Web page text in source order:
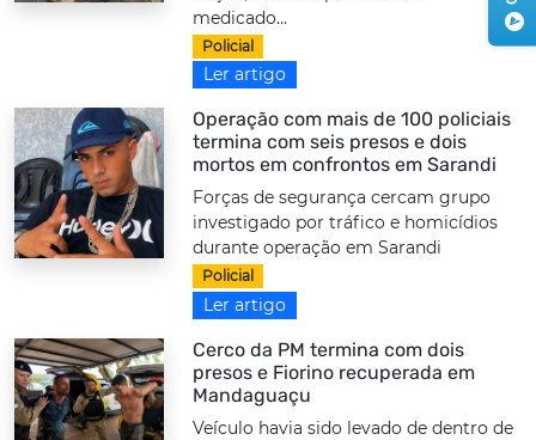
medicado...
Policial
Ler artigo
Operação com mais de 100 policiais
termina com seis presos e dois
mortos em confrontos em Sarandi
Forças de segurança cercam grupo
investigado por tráfico e homicídios
durante operação em Sarandi
Policial
Ler artigo
Cerco da PM termina com dois
presos e Fiorino recuperada em
Mandaguaçu
Veículo havia sido levado de dentro de